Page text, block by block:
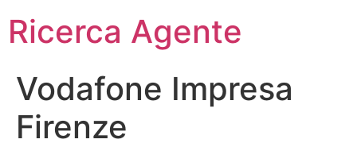
Ricerca Agente
Vodafone Impresa
Firenze